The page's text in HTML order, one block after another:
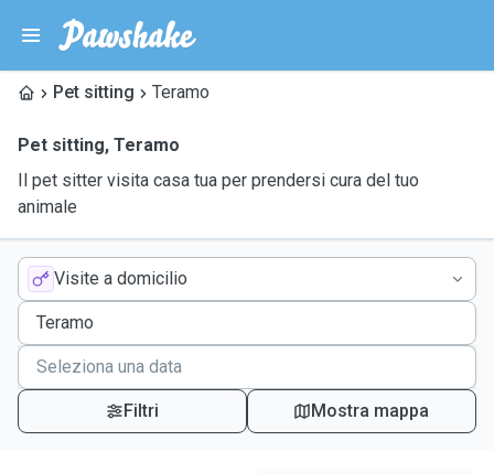
Pet sitting Teramo
Pet sitting, Teramo
Il pet sitter visita casa tua per prendersi cura del tuo
animale
Visite a domicilio
Filtri Mostra mappa